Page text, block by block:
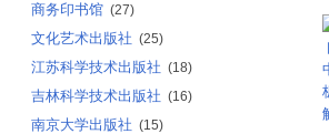
商务印书馆 (27)
文化艺术出版社 (25)
江苏科学技术出版社 (18)
吉林科学技术出版社 (16)
南京大学出版社 (15)